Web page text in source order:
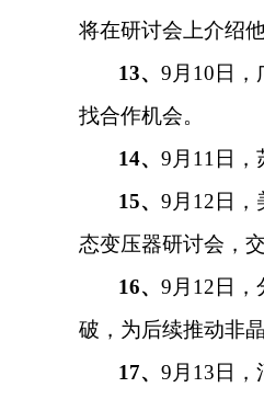
将在研讨会上介绍
13、 9月 10日，
找合作机会。
14、 9月11日，
15、 9月12日，
态变压器研讨会，
16、 9月12日，
破，为后续推动非
17、 9月13日，